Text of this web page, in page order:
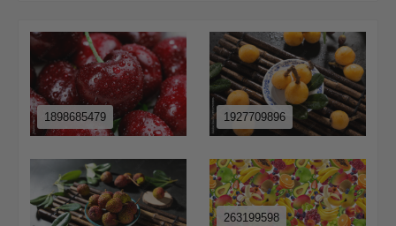
1898685479 1927709896
263199598